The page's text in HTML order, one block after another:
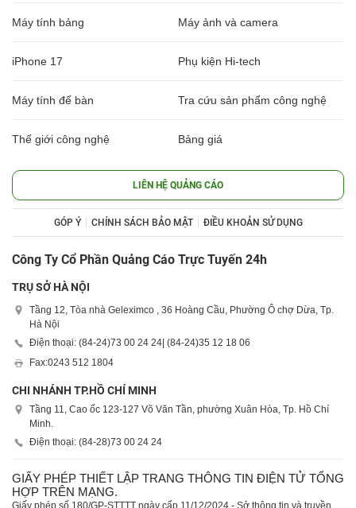
Máy tính bảng Máy ảnh và camera
iPhone 17 Phụ kiện Hi-tech
Máy tính để bàn Tra cứu sản phẩm công nghệ
Thế giới công nghệ Bảng giá
LIÊN HỆ QUẢNG CÁO
GÓP Ý CHÍNH SÁCH BẢO MẬT ĐIỀU KHOẢN SỬ DỤNG
Công Ty Cổ Phần Quảng Cáo Trực Tuyến 24h
TRỤ SỞ HÀ NỘI
Tầng 12, Tòa nhà Geleximco , 36 Hoàng Cầu, Phường Ô chợ Dừa, Tp.
Hà Nội
Điện thoại: (84-24)73 00 24 24| (84-24)35 12 18 06
Fax:0243 512 1804
CHI NHÁNH TP.HỒ CHÍ MINH
Tầng 11, Cao ốc 123-127 Võ Văn Tần, phường Xuân Hòa, Tp. Hồ Chí
Minh.
Điện thoại: (84-28)73 00 24 24
GIẤY PHÉP THIẾT LẬP TRANG THÔNG TIN ĐIỆN TỬ TỔNG
HỢP TRÊN MẠNG.
Giấy phép số 180/GP-STTTT ngày cấp 11/12/2024 - Sở thông tin và truyền